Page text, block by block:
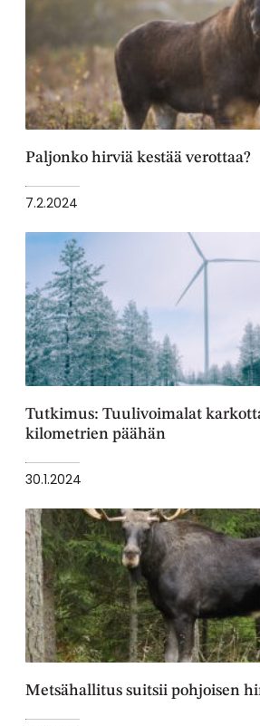
Paljonko hirviä kestää verottaa?
7.2.2024
Tutkimus: Tuulivoimalat
kilometrien päähän
30.1.2024
Metsähallitus suitsii pohjoisen